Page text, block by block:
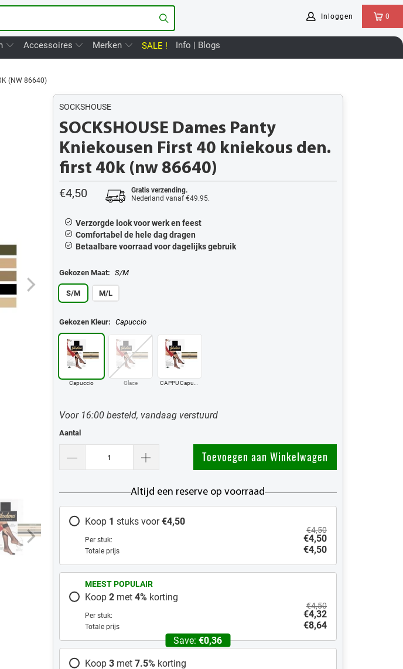
0
Inloggen
Accessoires Merken SALE ! Info | Blogs
(NW 86640)
SOCKSHOUSE
SOCKSHOUSE Dames Panty
Kniekousen First 40 kniekous den.
first 40k (nw 86640)
€4,50
Gratis verzending.
Nederland vanaf €49.95.
Verzorgde look voor werk en feest
Comfortabel de hele dag dragen
Betaalbare voorraad voor dagelijks gebruik
Gekozen Maat: S/M
S/M M/L
Gekozen Kleur: Capuccio
Capuccio Glace
Voor 16:00 besteld, vandaag verstuurd
Aantal
Toevoegen aan Winkelwagen
Altijd een reserve op voorraad
Koop 1 stuks voor €4,50
Per stuk:
€4,50
€4,50
Totale prijs €4,50
MEEST POPULAIR
Koop 2 met 4% korting
Per stuk:
€4,50
€4,32
Totale prijs
€8,64
Save: €0,36
Koop 3 met 7.5% korting